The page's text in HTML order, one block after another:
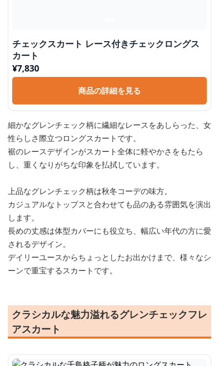
チェックスカート レース付きチェックロングス
カート
¥7,830
商品の詳細を見る
細かなグレンチェック柄に繊細なレースをあしらった、女
性らしさ際立つロングスカートです。
裾のレースデザインがスカート全体に軽やかさをもたら
し、重くなりがちな印象を払拭しています。
上品なグレンチェック柄は秋冬コーデの味方。
カジュアルなトップスと合わせても品のある雰囲気を演出
します。
長めの丈感は体型カバーにも役立ち、幅広い年代の方に愛
されるデザイン。
デイリーユースからちょっとしたお出かけまで、様々なシ
ーンで重宝するスカートです。
クラシカルな魅力溢れるグレンチェックフレ
アスカート